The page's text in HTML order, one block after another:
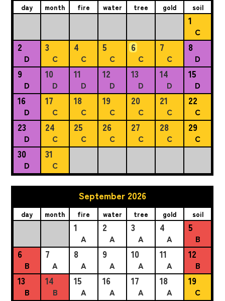
day month fire water tree gold soil
1
C
2
D
3
C
4
C
5
C
6
C
7
C
8
D
9
D
10
D
11
D
12
D
13
D
14
D
15
D
16
D
17
C
18
C
19
C
20
C
21
C
22
C
23
D
24
C
25
C
26
C
27
C
28
C
29
C
30
D
31
C
September 2026
day month fire water tree gold soil
1
A
2
A
3
A
4
A
5
B
6
B
7
A
8
A
9
A
10
A
11
A
12
B
13
B
14
B
15
A
16
A
17
A
18
A
19
C